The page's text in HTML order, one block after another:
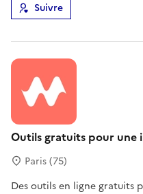
Suivre
Outils gratuits pour une
Des outils en ligne gratuits
Paris (75)